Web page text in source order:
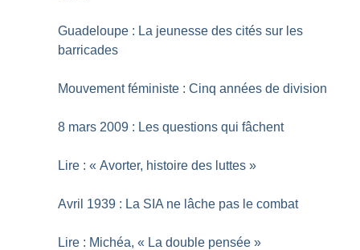
Guadeloupe : La jeunesse des cités sur les
barricades
Mouvement féministe : Cinq années de division
8 mars 2009 : Les questions qui fâchent
Lire : « Avorter, histoire des luttes »
Avril 1939 : La SIA ne lâche pas le combat
Lire : Michéa, « La double pensée »